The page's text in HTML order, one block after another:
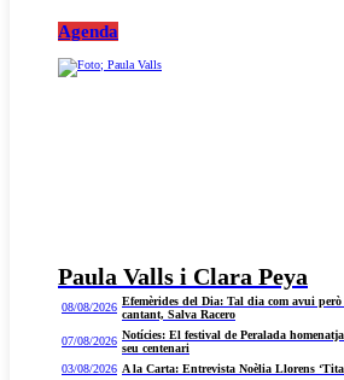
Agenda
Paula Valls i Clara Peya
08/08/2026 Efemèrides del Dia: Tal dia com avui
cantant, Salva Racero
07/08/2026 Notícies: El festival de Peralada
seu centenari
03/08/2026 A la Carta: Entrevista Noèlia Llorens